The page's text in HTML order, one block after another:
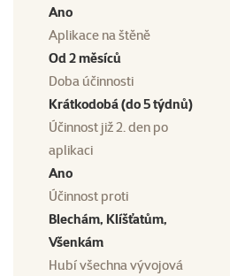
Ano
Aplikace na štěně
Od 2 měsíců
Doba účinnosti
Krátkodobá (do 5 týdnů)
Účinnost již 2. den po
aplikaci
Ano
Účinnost proti
Blechám, Klíšťatům,
Všenkám
Hubí všechna vývojová